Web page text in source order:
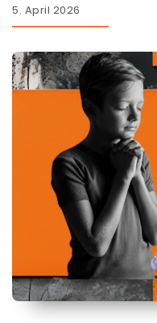
5. April 2026